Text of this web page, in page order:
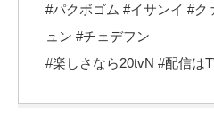
#パクボゴム #イサンイ #ク
ュン #チェデフン
#楽しさなら20tvN #配信は